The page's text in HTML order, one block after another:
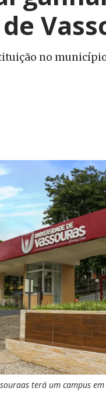
no
terá um campus